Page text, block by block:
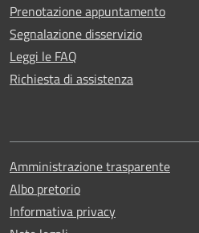
Prenotazione appuntamento
Segnalazione disservizio
Leggi le FAQ
Richiesta di assistenza
Amministrazione trasparente
Albo pretorio
Informativa privacy